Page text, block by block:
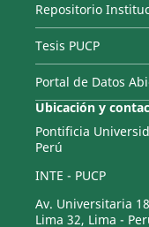
Repositorio
Tesis PUCP
Portal de Datos
Ubicación y
Pontificia
Perú
INTE - PUCP
Av. Universitaria
Lima 32, Lima -